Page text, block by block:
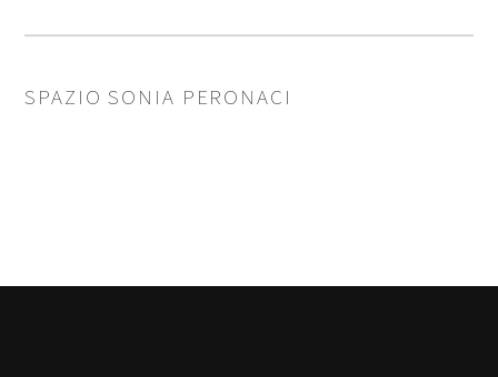
SPAZIO SONIA PERONACI